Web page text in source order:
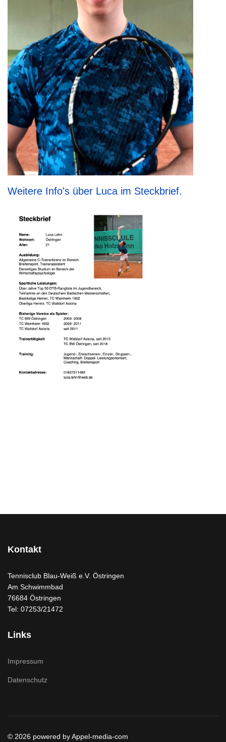
Weitere Info's über Luca im Steckbrief.
Kontakt
Tennisclub Blau-Weiß e.V. Östringen
Am Schwimmbad
76684 Östringen
Tel: 07253/21472
Links
Impressum
Datenschutz
© 2026 powered by Appel-media-com